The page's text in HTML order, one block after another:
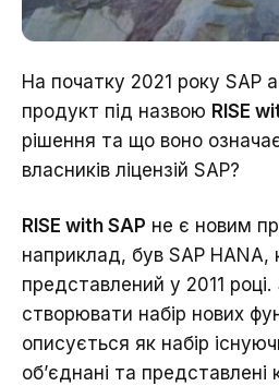
На початку 2021 року SAP
продукт під назвою RISE
рішення та що воно
власників ліцензій SAP?
RISE with SAP не є новим
наприклад, був SAP HANA,
представлений у 2011
створювати набір нових
описується як набір
об’єднані та представлені